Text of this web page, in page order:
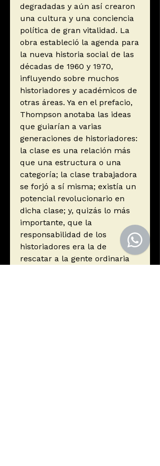
degradadas y aún así crearon
una cultura y una conciencia
política de gran vitalidad. La
obra estableció la agenda para
la nueva historia social de las
décadas de 1960 y 1970,
influyendo sobre muchos
historiadores y académicos de
otras áreas. Ya en el prefacio,
Thompson anotaba las ideas
que guiarían a varias
generaciones de historiadores:
la clase es una relación más
que una estructura o una
categoría; la clase trabajadora
se forjó a sí misma; existía un
potencial revolucionario en
dicha clase; y, quizás lo más
importante, que la
responsabilidad de los
historiadores era la de
rescatar a la gente ordinaria